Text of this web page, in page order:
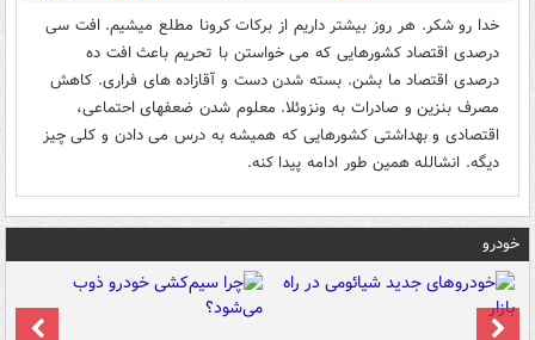
خدا رو شکر. هر روز بیشتر داریم از برکات کرونا مطلع میشیم. افت سی
درصدی اقتصاد کشورهایی که می خواستن با تحریم باعث افت ده
درصدی اقتصاد ما بشن. بسته شدن دست و آقازاده های فراری. کاهش
مصرف بنزین و صادرات به ونزوئلا. معلوم شدن ضعفهای احتماعی،
اقتصادی و بهداشتی کشورهایی که همیشه به درس می دادن و کلی چیز
دیگه. انشالله همین طور ادامه پیدا کنه.
خودرو